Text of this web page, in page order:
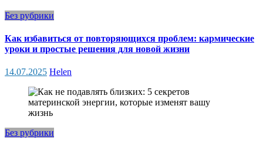
Без рубрики
Как избавиться от повторяющихся проблем: кармические
уроки и простые решения для новой жизни
14.07.2025 Helen
Без рубрики